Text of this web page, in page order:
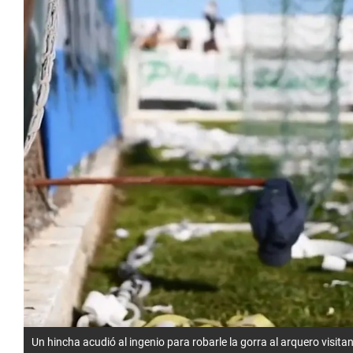
Un hincha acudió al ingenio para robarle la gorra al arquero